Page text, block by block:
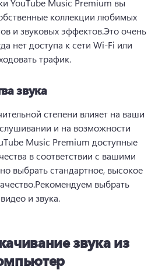
YouTube Music Premium вы
коллекции любимых
и звуковых эффектов.Это очень
нет доступа к сети Wi-Fi или
трафик.
звука
степени влияет на ваши
и на возможности
Music Premium доступные
в соответствии с вашими
выбрать стандартное, высокое
Рекомендуем выбрать
и звука.
звука из